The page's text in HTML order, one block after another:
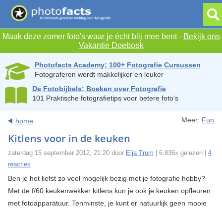
Maak deze zomer foto's waar je écht blij mee bent - Bekijk ons
Vakantie Doeboek
Photofacts Academy; 100+ Fotografie Cursussen
Fotograferen wordt makkelijker en leuker
De Fotobijbels; Boeken over Fotografie
101 Praktische fotografietips voor betere foto's
home Meer: Fun
Kitlens voor in de keuken
zaterdag 15 september 2012, 21:20 door Elja Trum | 6.836x gelezen | 4
reacties
Ben je het liefst zo veel mogelijk bezig met je fotografie hobby?
Met de f/60 keukenwekker kitlens kun je ook je keuken opfleuren
met fotoapparatuur. Tenminste, je kunt er natuurlijk geen mooie